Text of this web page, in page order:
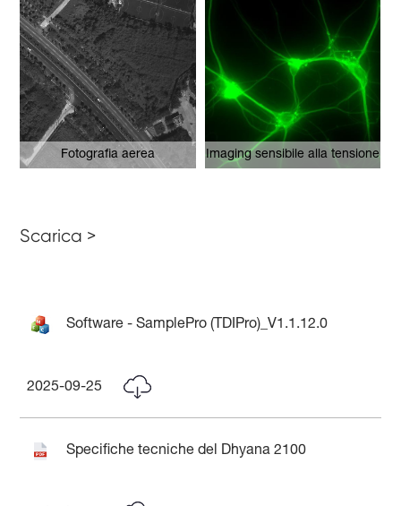
Fotografia aerea Imaging sensibile alla tensione
Scarica >
Software - SamplePro (TDIPro)_V1.1.12.0
2025-09-25
Specifiche tecniche del Dhyana 2100